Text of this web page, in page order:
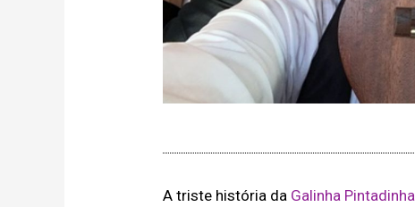
A triste história da Galinha Pintadinha